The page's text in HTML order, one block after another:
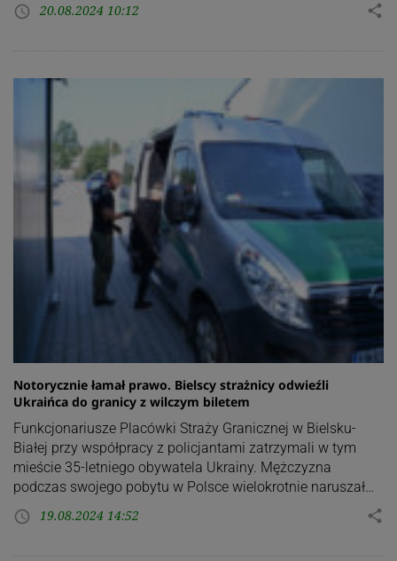
access_time 20.08.2024 10:12 share
Notorycznie łamał prawo. Bielscy strażnicy odwieźli
Ukraińca do granicy z wilczym biletem
Funkcjonariusze Placówki Straży Granicznej w Bielsku-
Białej przy współpracy z policjantami zatrzymali w tym
mieście 35-letniego obywatela Ukrainy. Mężczyzna
podczas swojego pobytu w Polsce wielokrotnie naruszał…
access_time 19.08.2024 14:52 share